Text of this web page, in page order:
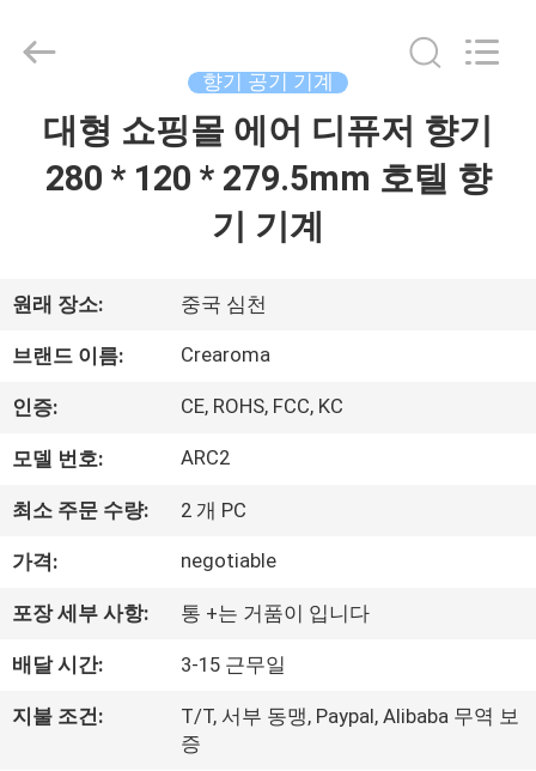
동
영
상
VR
쇼
우
리
2026
Market.
Reserved.
향기 공기 기계
대형 쇼핑몰 에어 디퓨저 향기
280 * 120 * 279.5mm 호텔 향
기 기계
원래 장소: 중국 심천
브랜드 이름: Crearoma
인증: CE, ROHS, FCC, KC
모델 번호: ARC2
최소 주문 수량: 2 개 PC
가격: negotiable
포장 세부 사항: 통 +는 거품이 입니다
배달 시간: 3-15 근무일
지불 조건:
T/T, 서부 동맹, Paypal, Alibaba 무역 보
증